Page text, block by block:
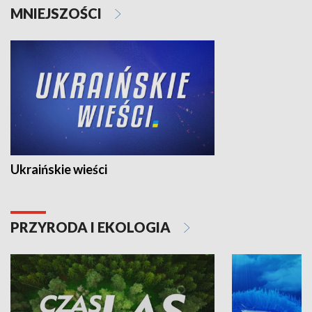
MNIEJSZOŚCI
Ukraińskie wieści
PRZYRODA I EKOLOGIA